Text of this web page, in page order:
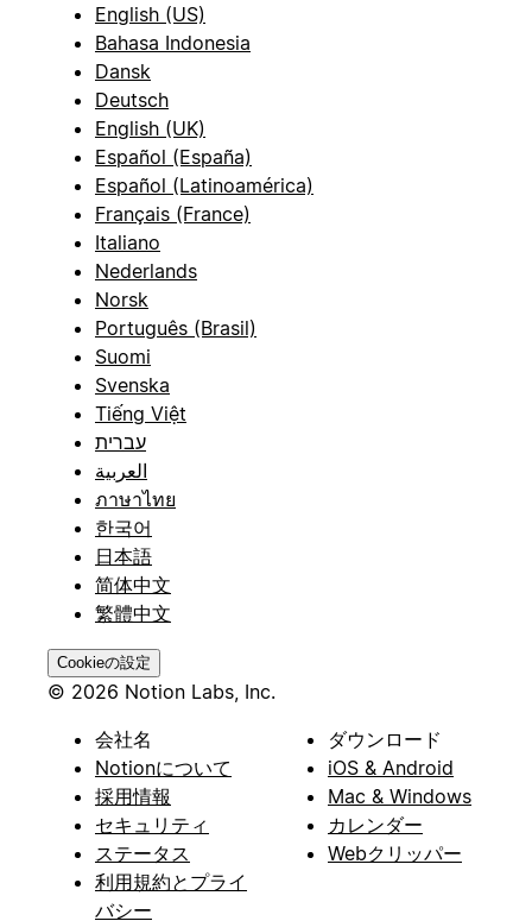
English (US)
Bahasa Indonesia
Dansk
Deutsch
English (UK)
Español (España)
Español (Latinoamérica)
Français (France)
Italiano
Nederlands
Norsk
Português (Brasil)
Suomi
Svenska
Tiếng Việt
עברית
العربية
ภาษาไทย
한국어
日本語
简体中文
繁體中文
Cookieの設定
© 2026 Notion Labs, Inc.
会社名
Notionについて
採用情報
セキュリティ
ステータス
利用規約とプライ
バシー
ダウンロード
iOS & Android
Mac & Windows
カレンダー
Webクリッパー